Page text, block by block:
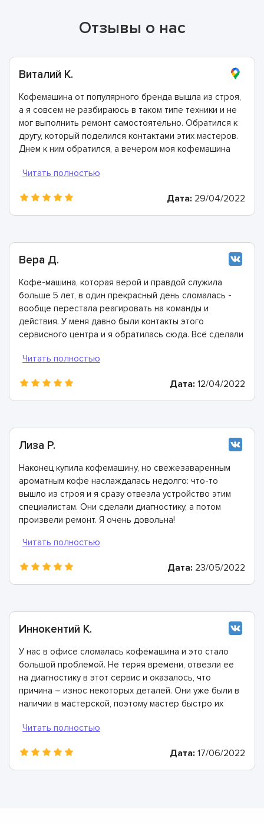
Отзывы о нас
Виталий К.
Кофемашина от популярного бренда вышла из строя,
а я совсем не разбираюсь в таком типе техники и не
мог выполнить ремонт самостоятельно. Обратился к
другу, который поделился контактами этих мастеров.
Днем к ним обратился, а вечером моя кофемашина
Дата: 29/04/2022
Вера Д.
Кофе-машина, которая верой и правдой служила
больше 5 лет, в один прекрасный день сломалась -
вообще перестала реагировать на команды и
действия. У меня давно были контакты этого
сервисного центра и я обратилась сюда. Всё сделали
Конечно же рекомендую этих мастеров!
Дата: 12/04/2022
Лиза Р.
Наконец купила кофемашину, но свежезаваренным
ароматным кофе наслаждалась недолго: что-то
вышло из строя и я сразу отвезла устройство этим
специалистам. Они сделали диагностику, а потом
произвели ремонт. Я очень довольна!
Дата: 23/05/2022
Иннокентий К.
У нас в офисе сломалась кофемашина и это стало
большой проблемой. Не теряя времени, отвезли ее
на диагностику в этот сервис и оказалось, что
причина – износ некоторых деталей. Они уже были в
наличии в мастерской, поэтому мастер быстро их
Дата: 17/06/2022